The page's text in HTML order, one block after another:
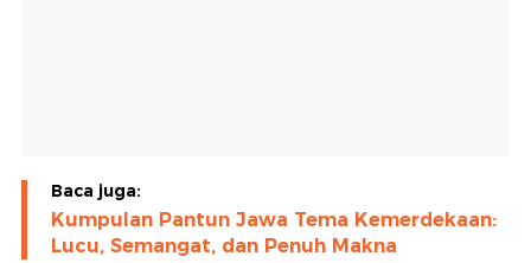
Baca juga:
Kumpulan Pantun Jawa Tema Kemerdekaan:
Lucu, Semangat, dan Penuh Makna